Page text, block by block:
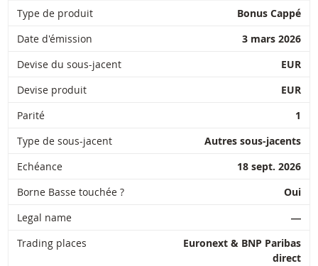
Type de produit
Bonus Cappé
Date d'émission
3 mars 2026
Devise du sous-jacent
EUR
Devise produit
EUR
Parité
1
Type de sous-jacent
Autres sous-jacents
Echéance
18 sept. 2026
Borne Basse touchée ?
Oui
Legal name
―
Trading places
Euronext & BNP Paribas
direct